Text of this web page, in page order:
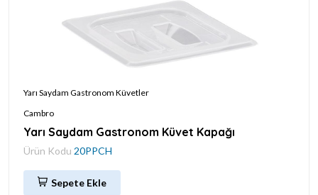
Yarı Saydam Gastronom Küvetler
Cambro
Yarı Saydam Gastronom Küvet Kapağı
Ürün Kodu 20PPCH
Sepete Ekle